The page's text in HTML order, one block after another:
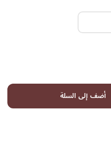
أضف إلى السلة